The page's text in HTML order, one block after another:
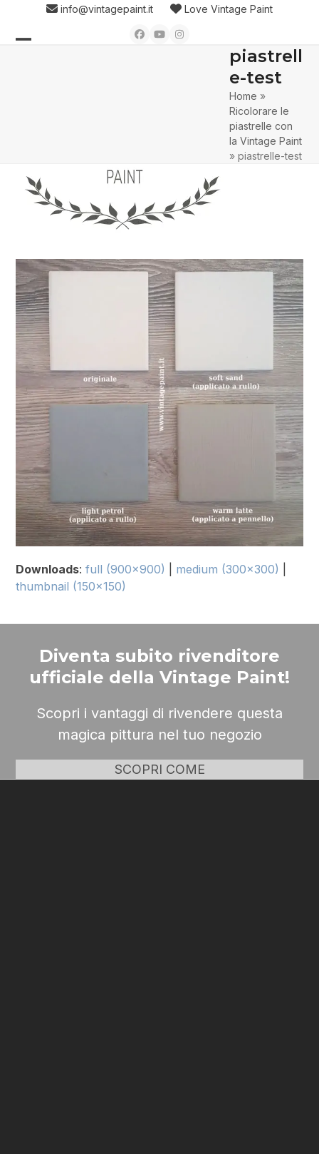
content
info@vintagepaint.it Love Vintage Paint
Facebook
YouTubeInstagram
piastrell
e-test
Home »
Ricolorare le
piastrelle con
la Vintage Paint
»piastrelle-test
Downloads:full (900x900) medium (300x300)
thumbnail (150x150)
Diventa subito rivenditore
ufficiale della Vintage Paint!
Scopri i vantaggi di rivendere questa
magica pittura nel tuo negozio
SCOPRI COME